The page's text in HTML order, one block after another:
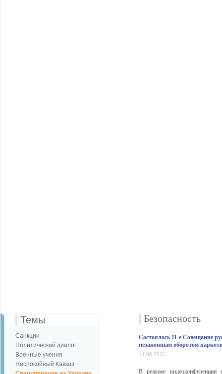
Темы
Санкции
Политический диалог
Военные учения
Неспокойный Кавказ
Безопаcность
Состоялось 11-е Совещание
незаконным оборотом
14.06.2021
В режиме видеоконференции